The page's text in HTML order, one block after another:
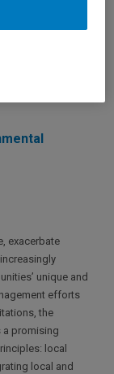
de
Département
de
exacerbate
unique and
efforts
the
a promising
local
local and